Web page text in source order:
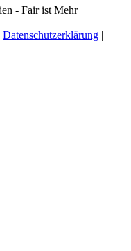
Datenschutzerklärung |